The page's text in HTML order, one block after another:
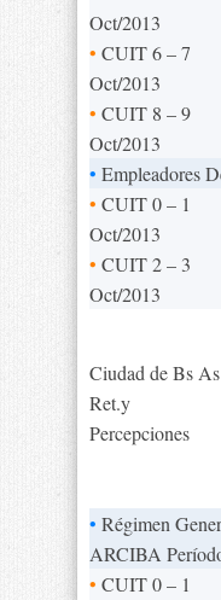
Oct/2013
• CUIT 6 – 7
Oct/2013
• CUIT 8 – 9
Oct/2013
• Empleadores
• CUIT 0 – 1
Oct/2013
• CUIT 2 – 3
Oct/2013
Ciudad de Bs As
Ret.y
Percepciones
• Régimen
ARCIBA
• CUIT 0 – 1